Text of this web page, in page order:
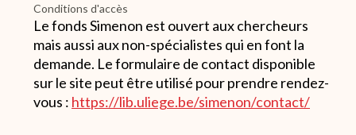
Conditions d'accès
Le fonds Simenon est ouvert aux chercheurs
mais aussi aux non-spécialistes qui en font la
demande. Le formulaire de contact disponible
sur le site peut être utilisé pour prendre rendez-
vous : https://lib.uliege.be/simenon/contact/